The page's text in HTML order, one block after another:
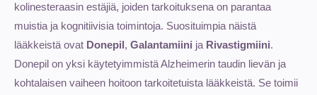
kolinesteraasin estäjiä, joiden tarkoituksena on parantaa
muistia ja kognitiivisia toimintoja. Suosituimpia näistä
lääkkeistä ovat Donepil, Galantamiini ja Rivastigmiini.
Donepil on yksi käytetyimmistä Alzheimerin taudin lievän ja
kohtalaisen vaiheen hoitoon tarkoitetuista lääkkeistä. Se toimii